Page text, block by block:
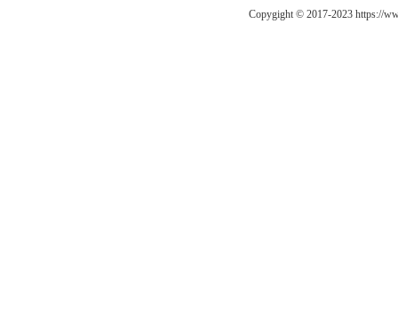
Copygight © 2017-2023 https://